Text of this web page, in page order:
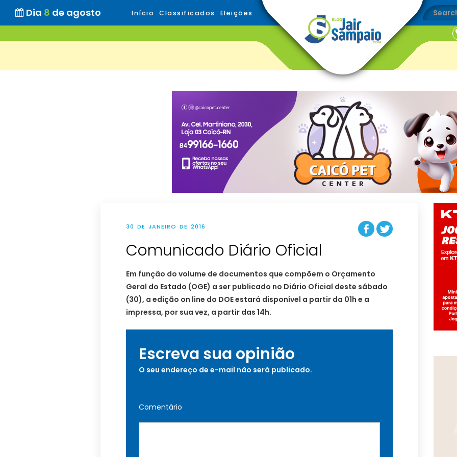
Dia 8 de agosto Início Classificados Eleições
30 DE JANEIRO DE 2016
Comunicado Diário Oficial
Em função do volume de documentos que compõem o Orçamento
Geral do Estado (OGE) a ser publicado no Diário Oficial deste sábado
(30), a edição on line do DOE estará disponível a partir da 01h e a
impressa, por sua vez, a partir das 14h.
Escreva sua opinião
O seu endereço de e-mail não será publicado.
Comentário